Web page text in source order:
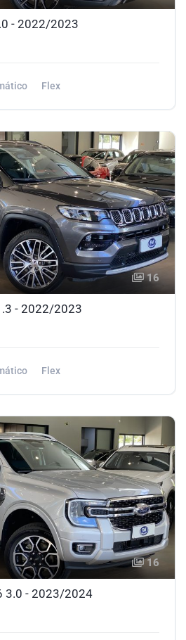
- 2022/2023
Flex
16
- 2022/2023
Flex
16
3.0 - 2023/2024